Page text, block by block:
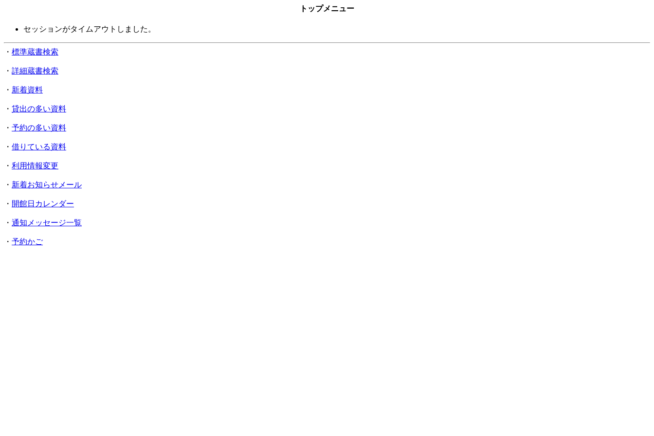
トップメニュー
セッションがタイムアウトしました。
・ 標準蔵書検索
・ 詳細蔵書検索
・ 新着資料
・ 貸出の多い資料
・ 予約の多い資料
・ 借りている資料
・ 利用情報変更
・ 新着お知らせメール
・ 開館日カレンダー
・ 通知メッセージ一覧
・ 予約かご